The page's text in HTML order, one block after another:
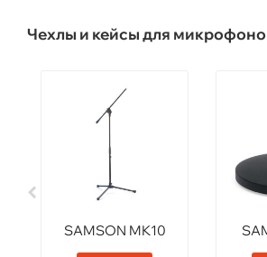
Чехлы и кейсы для
SAMSON MK10